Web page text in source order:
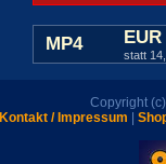
MP4
statt
Copyright
Kontakt / Impressum